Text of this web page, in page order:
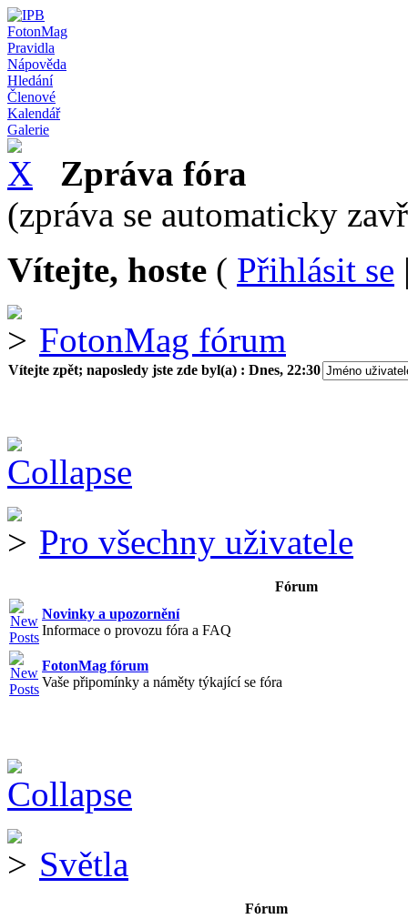
FotonMag
Pravidla
Nápověda
Hledání
Členové
Kalendář
Galerie
Zpráva fóra
(zpráva se automaticky
Vítejte, hoste ( Přihlásit se
FotonMag fórum
Vítejte zpět; naposledy jste zde byl(a) : Dnes, 22:30
Pro všechny uživatele
Fórum
Novinky a upozornění
Informace o provozu fóra a FAQ
FotonMag fórum
Vaše připomínky a náměty týkající se fóra
Světla
Fórum